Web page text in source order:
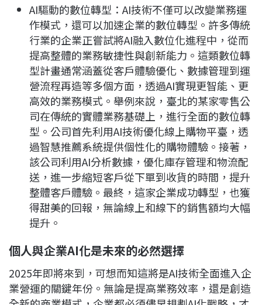
AI驅動的數位轉型：AI技術不僅可以改變業務運
作模式，還可以加速企業的數位轉型。許多傳統
行業的企業正嘗試將AI融入數位化進程中，從而
提高整體的業務敏捷性與創新能力。這類數位轉
型計畫通常涵蓋從客戶體驗優化、數據管理到運
營流程再造等多個方面，透過AI實現更智能、更
高效的業務模式。舉例來說，臺北的某家零售公
司在傳統的實體業務基礎上，進行全面的數位轉
型。公司首先利用AI技術優化線上購物平臺，透
過智慧推薦系統提供個性化的購物體驗。接著，
該公司利用AI分析數據，優化庫存管理和物流配
送，進一步縮短客戶從下單到收貨的時間，提升
整體客戶體驗。最終，這家企業成功轉型，也獲
得甜美的回報，無論線上和線下的銷售額均大幅
提升。
個人與企業AI化是未來的必然選擇
2025年即將來到，可想而知這將是AI技術全面進入企
業營運的關鍵年份。無論是提高業務效率，還是創造